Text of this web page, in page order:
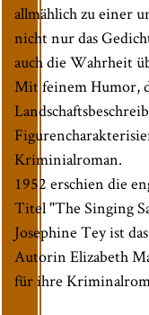
allmählich zu einer
nicht nur das
auch die Wahrheit
Mit feinem Humor,
Kriminialroman.
1952 erschien die
Titel "The Singing
Josephine Tey ist
Autorin Elizabeth
für ihre